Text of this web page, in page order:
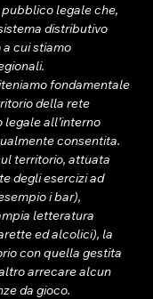
legale che,
distributivo
cui stiamo
fondamentale
della rete
legale all’interno
consentita.
territorio, attuata
degli esercizi ad
i bar),
letteratura
ed alcolici), la
con quella gestita
arrecare alcun
da gioco.